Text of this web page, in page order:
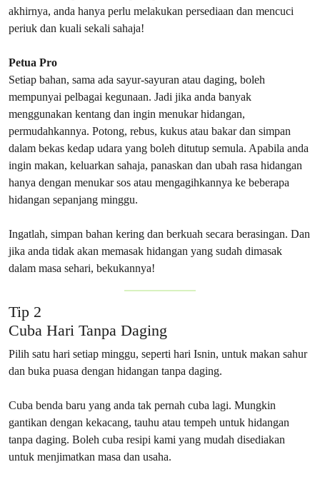
akhirnya, anda hanya perlu melakukan persediaan dan mencuci
periuk dan kuali sekali sahaja!
Petua Pro
Setiap bahan, sama ada sayur-sayuran atau daging, boleh
mempunyai pelbagai kegunaan. Jadi jika anda banyak
menggunakan kentang dan ingin menukar hidangan,
permudahkannya. Potong, rebus, kukus atau bakar dan simpan
dalam bekas kedap udara yang boleh ditutup semula. Apabila anda
ingin makan, keluarkan sahaja, panaskan dan ubah rasa hidangan
hanya dengan menukar sos atau mengagihkannya ke beberapa
hidangan sepanjang minggu.
Ingatlah, simpan bahan kering dan berkuah secara berasingan. Dan
jika anda tidak akan memasak hidangan yang sudah dimasak
dalam masa sehari, bekukannya!
Tip 2
Cuba Hari Tanpa Daging
Pilih satu hari setiap minggu, seperti hari Isnin, untuk makan sahur
dan buka puasa dengan hidangan tanpa daging.
Cuba benda baru yang anda tak pernah cuba lagi. Mungkin
gantikan dengan kekacang, tauhu atau tempeh untuk hidangan
tanpa daging. Boleh cuba resipi kami yang mudah disediakan
untuk menjimatkan masa dan usaha.